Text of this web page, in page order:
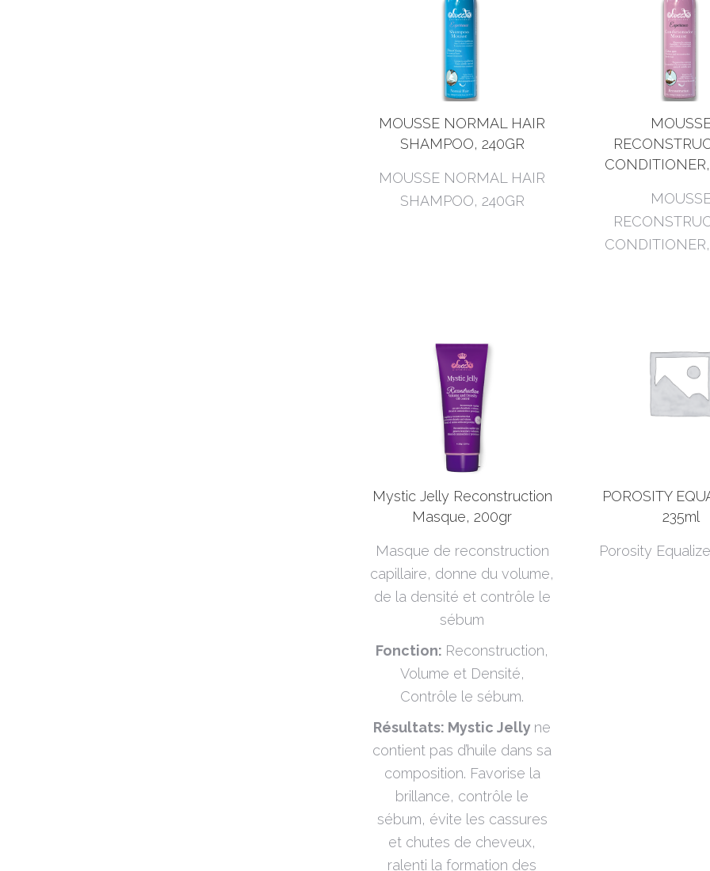
MOUSSE NORMAL HAIR
SHAMPOO, 240GR
MOUSSE NORMAL HAIR
SHAMPOO, 240GR
Mystic Jelly Reconstruction
Masque, 200gr
Masque de reconstruction
capillaire, donne du volume,
de la densité et contrôle le
sébum
Fonction: Reconstruction,
Volume et Densité,
Contrôle le sébum.
Résultats: Mystic Jelly ne
contient pas d’huile dans sa
composition. Favorise la
brillance, contrôle le
sébum, évite les cassures
et chutes de cheveux,
ralenti la formation des
POROSITY
235ml
Porosity